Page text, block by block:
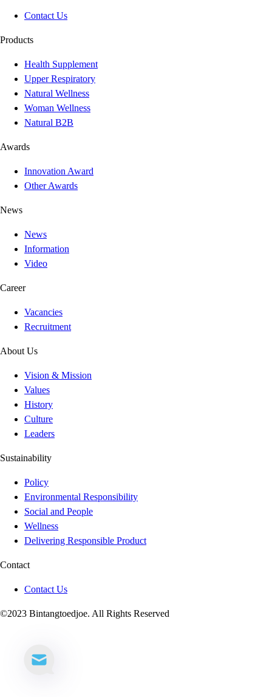
Contact Us
Products
Health Supplement
Upper Respiratory
Natural Wellness
Woman Wellness
Natural B2B
Awards
Innovation Award
Other Awards
News
News
Information
Video
Career
Vacancies
Recruitment
About Us
Vision & Mission
Values
History
Culture
Leaders
Sustainability
Policy
Environmental Responsibility
Social and People
Wellness
Delivering Responsible Product
Contact
Contact Us
©2023 Bintangtoedjoe. All Rights Reserved